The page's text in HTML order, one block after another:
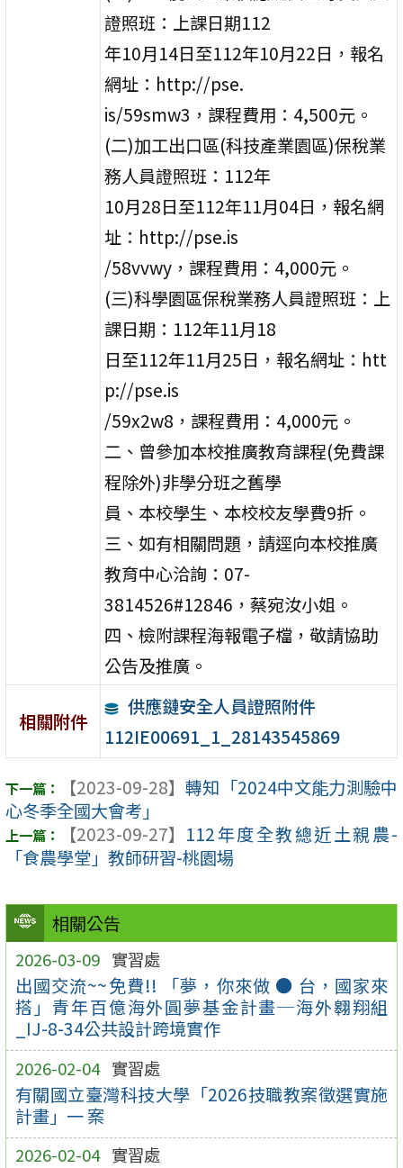
相關公告
2026-03-09 實習處
出國交流~~免費!! 「夢，你來做 ● 台，國家來
搭」青年百億海外圓夢基金計畫─海外翱翔組
_IJ-8-34公共設計跨境實作
2026-02-04 實習處
有關國立臺灣科技大學「2026技職教案徵選實施
計畫」一 案
2026-02-04 實習處
證照班：上課日期112
年10月14日至112年10月22日，報名
網址：http://pse.
is/59smw3，課程費用：4,500元。
(二)加工出口區(科技產業園區)保稅業
務人員證照班：112年
10月28日至112年11月04日，報名網
址：http://pse.is
/58vvwy，課程費用：4,000元。
(三)科學園區保稅業務人員證照班：上
課日期：112年11月18
日至112年11月25日，報名網址：htt
p://pse.is
/59x2w8，課程費用：4,000元。
二、曾參加本校推廣教育課程(免費課
程除外)非學分班之舊學
員、本校學生、本校校友學費9折。
三、如有相關問題，請逕向本校推廣
教育中心洽詢：07-
3814526#12846，蔡宛汝小姐。
四、檢附課程海報電子檔，敬請協助
公告及推廣。
相關附件
供應鏈安全人員證照附件
112IE00691_1_28143545869
【2023-09-28】 轉知「2024中文能力測驗中
心冬季全國大會考」
【2023-09-27】 112年度全教總近土親農-
「食農學堂」教師研習-桃園場